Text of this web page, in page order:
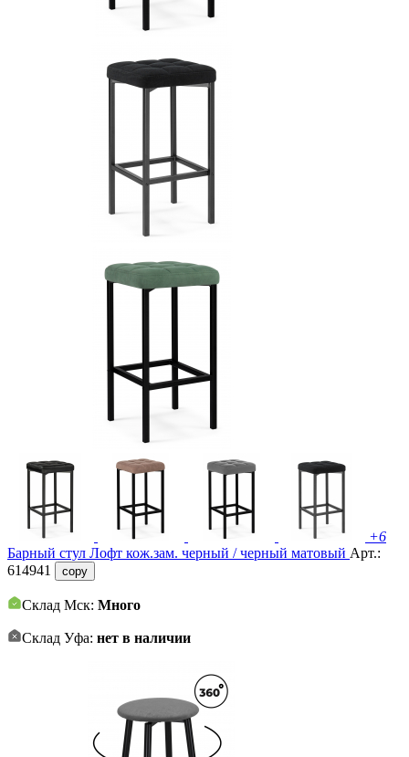
+6
Барный стул Лофт кож.зам. черный / черный матовый Арт.:
614941
copy
Склад Мск: Много
Склад Уфа: нет в наличии